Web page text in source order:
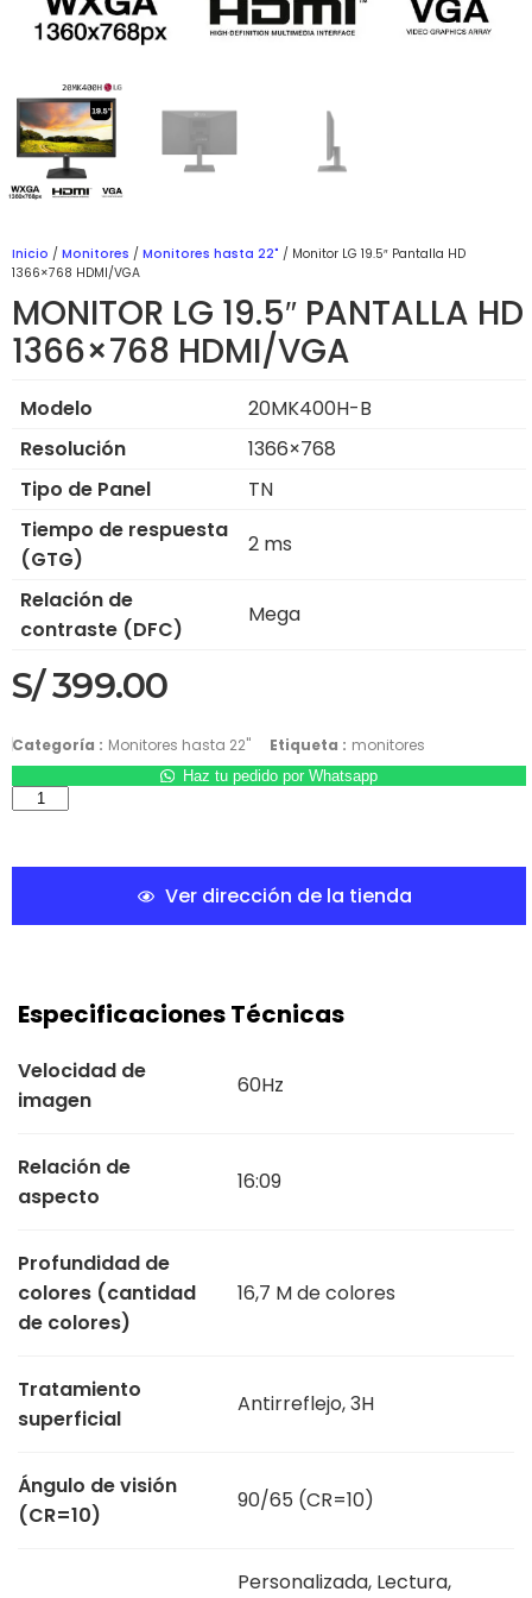
Inicio / Monitores / Monitores hasta 22" / Monitor LG 19.5″ Pantalla HD
1366×768 HDMI/VGA
MONITOR LG 19.5″ PANTALLA HD
1366×768 HDMI/VGA
Modelo
20MK400H-B
Resolución
1366×768
Tipo de Panel
TN
Tiempo de respuesta
(GTG)
2 ms
Relación de
contraste (DFC)
Mega
S/399.00
Categoría : Monitores hasta 22" Etiqueta : monitores
Haz tu pedido por Whatsapp
Ver dirección de la tienda
Especificaciones Técnicas
Velocidad de
imagen
60Hz
Relación de
aspecto
16:09
Profundidad de
colores (cantidad
de colores)
16,7 M de colores
Tratamiento
superficial
Antirreflejo, 3H
Ángulo de visión
(CR=10)
90/65 (CR=10)
Personalizada, Lectura,